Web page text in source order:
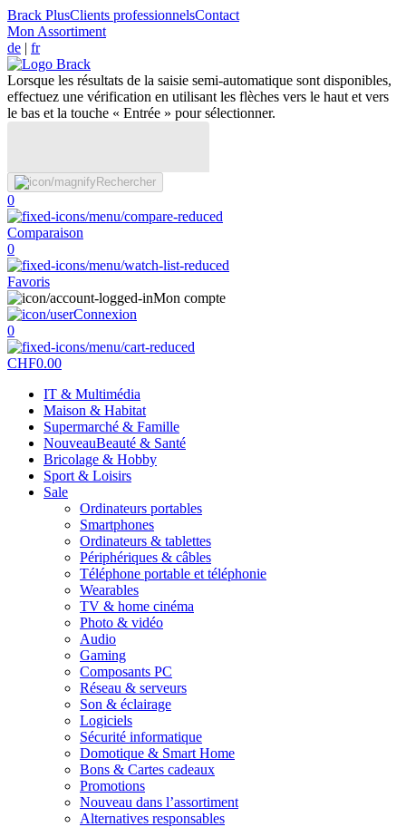
Brack PlusClients professionnelsContact
Mon Assortiment
de | fr
Lorsque les résultats de la saisie semi-automatique sont disponibles,
effectuez une vérification en utilisant les flèches vers le haut et vers
le bas et la touche « Entrée » pour sélectionner.
Rechercher
0
Comparaison
0
Favoris
Mon compte
Connexion
0
CHF0.00
IT & Multimédia
Maison & Habitat
Supermarché & Famille
NouveauBeauté & Santé
Bricolage & Hobby
Sport & Loisirs
Sale
Ordinateurs portables
Smartphones
Ordinateurs & tablettes
Périphériques & câbles
Téléphone portable et téléphonie
Wearables
TV & home cinéma
Photo & vidéo
Audio
Gaming
Composants PC
Réseau & serveurs
Son & éclairage
Logiciels
Sécurité informatique
Domotique & Smart Home
Bons & Cartes cadeaux
Promotions
Nouveau dans l’assortiment
Alternatives responsables